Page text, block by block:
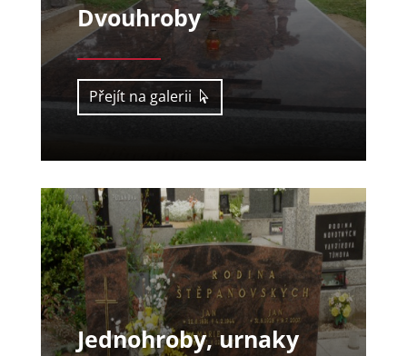
Dvouhroby
Přejít na galerii
Jednohroby, urnaky